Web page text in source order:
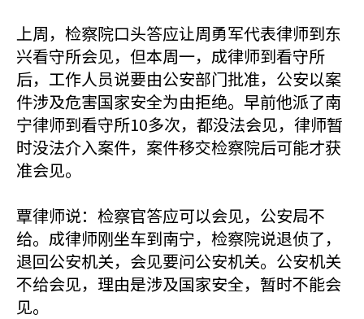
上周，检察院口头答应让周勇军代表律师到东
兴看守所会见，但本周一，成律师到看守所
后，工作人员说要由公安部门批准，公安以案
件涉及危害国家安全为由拒绝。早前他派了南
宁律师到看守所10多次，都没法会见，律师暂
时没法介入案件，案件移交检察院后可能才获
准会见。
覃律师说：检察官答应可以会见，公安局不
给。成律师刚坐车到南宁，检察院说退侦了，
退回公安机关，会见要问公安机关。公安机关
不给会见，理由是涉及国家安全，暂时不能会
见。